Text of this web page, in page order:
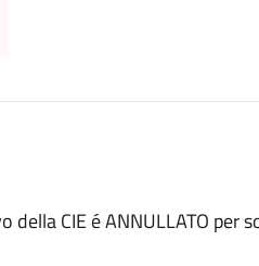
CIE é ANNULLATO per